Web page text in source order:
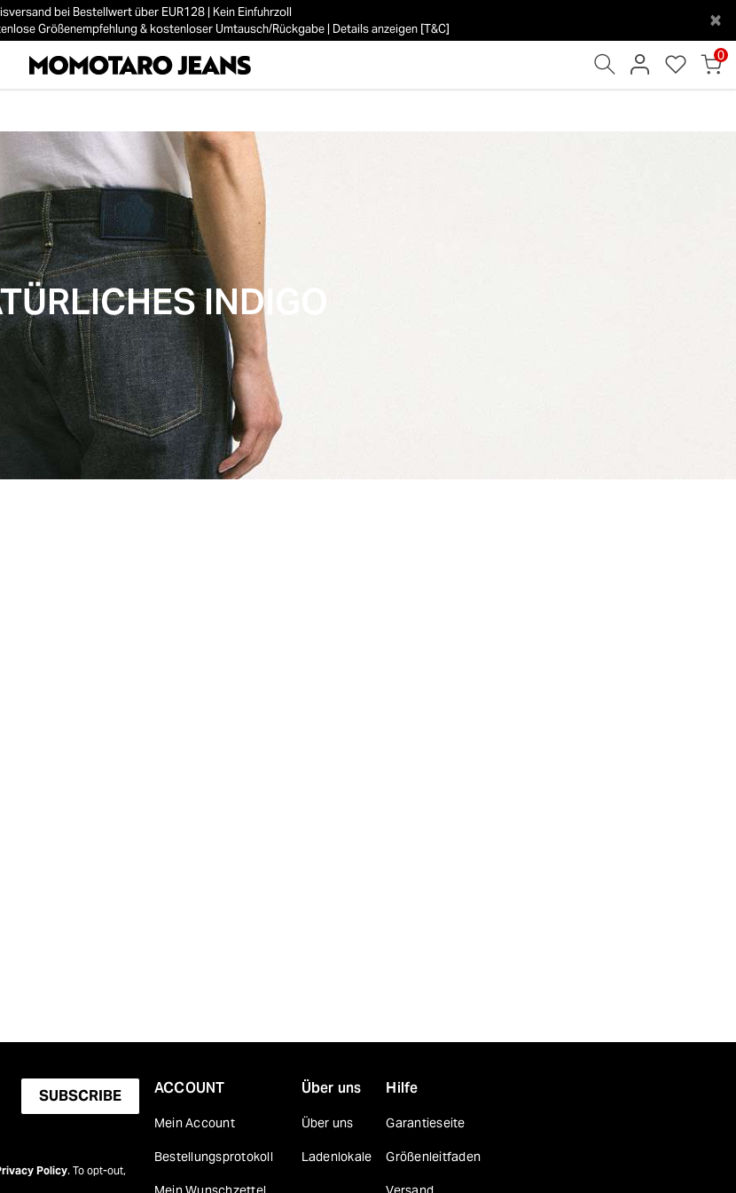
bei Bestellwert über EUR128 | Kein Einfuhrzoll
Größenempfehlung & kostenloser Umtausch/Rückgabe | Details anzeigen [T&C]
×
0
INDIGO
SUBSCRIBE
Policy. To opt-out,
ACCOUNT
Mein Account
Bestellungsprotokoll
Über uns
Über uns
Ladenlokale
Hilfe
Garantieseite
Größenleitfaden